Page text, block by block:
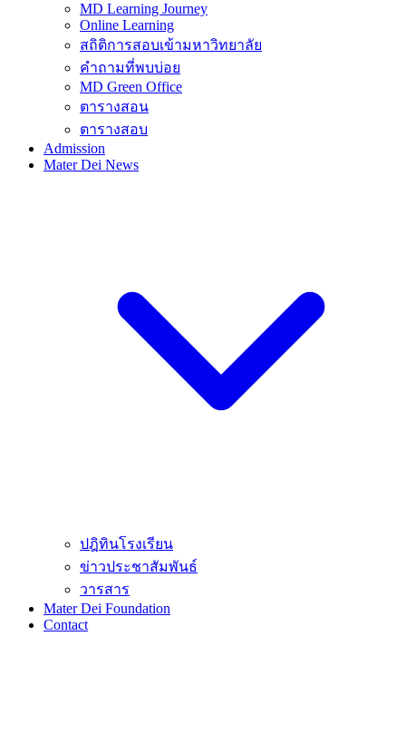
MD Learning Journey
Online Learning
สถิติการสอบเข้ามหาวิทยาลัย
คำถามที่พบบ่อย
MD Green Office
ตารางสอน
ตารางสอบ
Admission
Mater Dei News
ปฎิทินโรงเรียน
ข่าวประชาสัมพันธ์
วารสาร
Mater Dei Foundation
Contact